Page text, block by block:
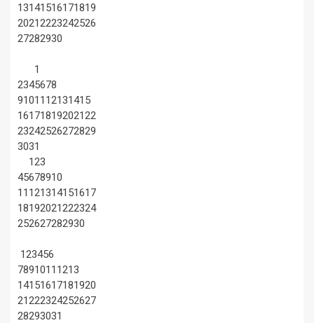
13141516171819
20212223242526
27282930
1
2345678
91011 12131415
16171819202122
23242526272829
3031
123
45678910
11 121314151617
18192021222324
252627282930
123456
7891011 1213
14151617181920
21222324252627
28293031